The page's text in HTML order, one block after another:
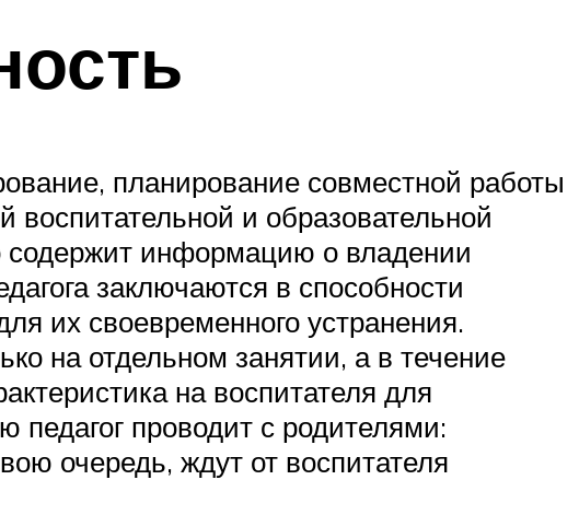
планирование совместной работы
и образовательной
содержит информацию о владении
заключаются в способности
их своевременного устранения.
на отдельном занятии, а в течение
на воспитателя для
педагог проводит с родителями:
очередь, ждут от воспитателя